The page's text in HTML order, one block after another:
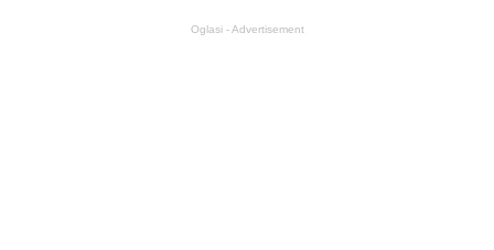
Oglasi - Advertisement